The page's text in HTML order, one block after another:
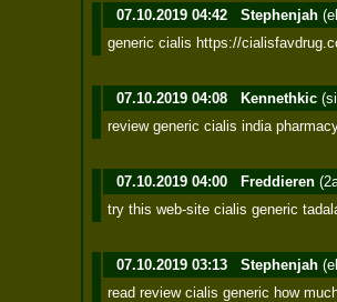
07.10.2019 04:42 Stephenjah
generic cialis https://
07.10.2019 04:08 Kennethkic
review generic cialis india
07.10.2019 04:00 Freddieren
try this web-site cialis generic
07.10.2019 03:13 Stephenjah
read review cialis generic how